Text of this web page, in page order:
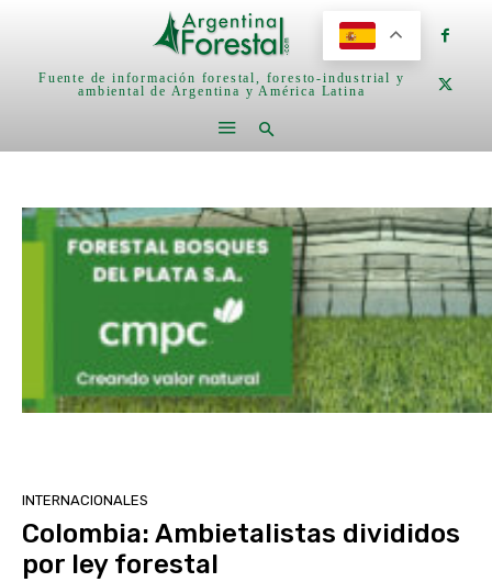
Fuente de información forestal, foresto-industrial y
ambiental de Argentina y América Latina
INTERNACIONALES
Colombia: Ambietalistas divididos
por ley forestal